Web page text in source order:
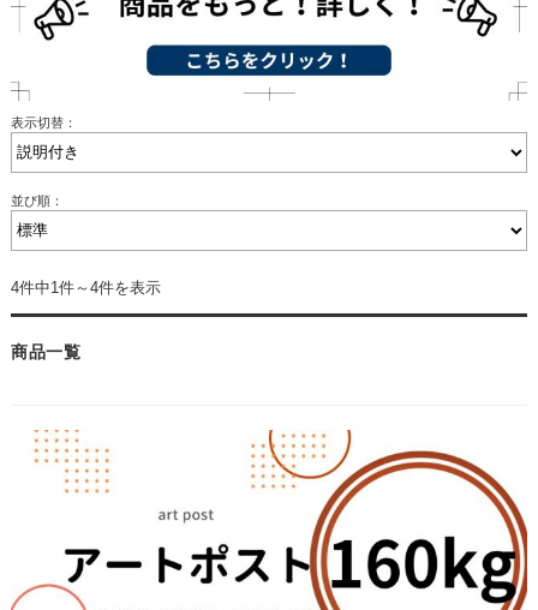
表示切替：
並び順：
4件中1件～4件を表示
商品一覧